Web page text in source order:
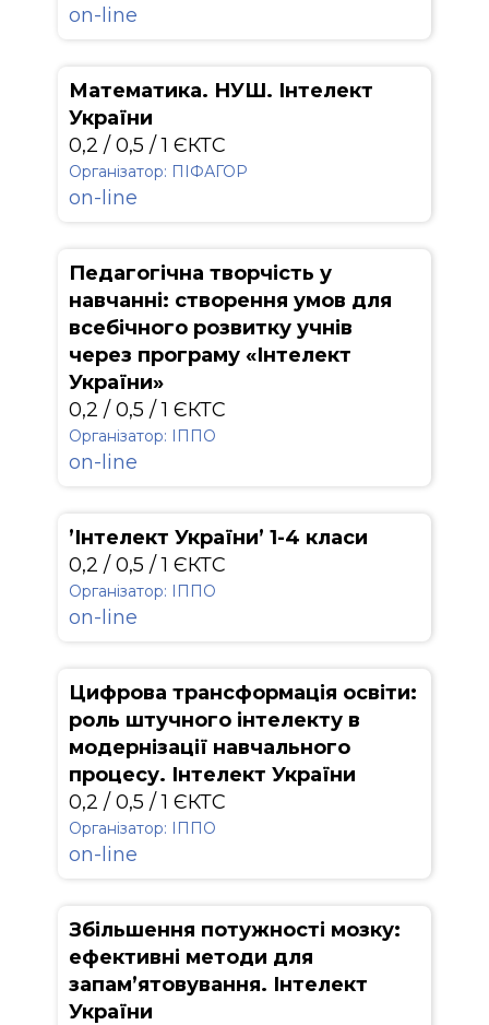
on-line
Математика. НУШ. Інтелект
України
0,2 / 0,5 / 1 ЄКТС
Організатор: ПІФАГОР
on-line
Педагогічна творчість у
навчанні: створення умов для
всебічного розвитку учнів
через програму «Інтелект
України»
0,2 / 0,5 / 1 ЄКТС
Організатор: ІППО
on-line
’Інтелект України’ 1-4 класи
0,2 / 0,5 / 1 ЄКТС
Організатор: ІППО
on-line
Цифрова трансформація освіти:
роль штучного інтелекту в
модернізації навчального
процесу. Інтелект України
0,2 / 0,5 / 1 ЄКТС
Організатор: ІППО
on-line
Збільшення потужності мозку:
ефективні методи для
запам’ятовування. Інтелект
України